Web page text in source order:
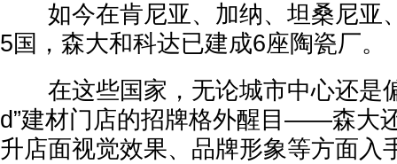
如今在肯尼亚、加纳、坦桑尼亚
5国，森大和科达已建成6座陶瓷厂。
在这些国家，无论城市中心还是
d”建材门店的招牌格外醒目——森大
升店面视觉效果、品牌形象等方面入